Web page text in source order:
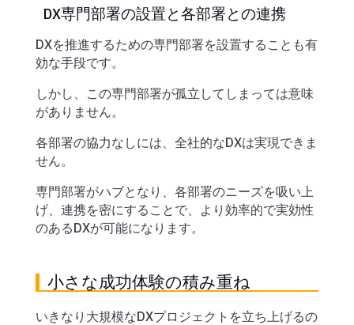
DX専門部署の設置と各部署との連携
DXを推進するための専門部署を設置することも有
効な手段です。
しかし、この専門部署が孤立してしまっては意味
がありません。
各部署の協力なしには、全社的なDXは実現できま
せん。
専門部署がハブとなり、各部署のニーズを吸い上
げ、連携を密にすることで、より効率的で実効性
のあるDXが可能になります。
小さな成功体験の積み重ね
いきなり大規模なDXプロジェクトを立ち上げるの